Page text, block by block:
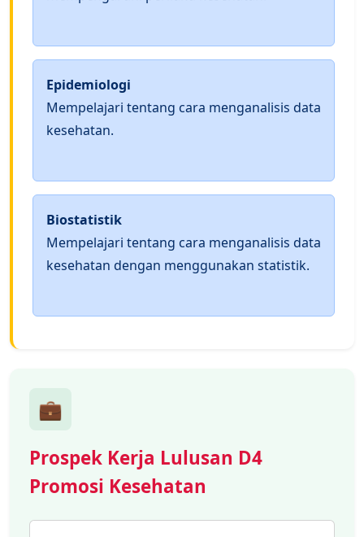
Epidemiologi
Mempelajari tentang cara menganalisis data
kesehatan.
Biostatistik
Mempelajari tentang cara menganalisis data
kesehatan dengan menggunakan statistik.
💼
Prospek Kerja Lulusan D4
Promosi Kesehatan